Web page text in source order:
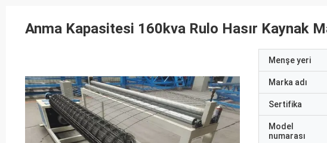
Anma Kapasitesi 160kva Rulo Hasır Kaynak
Menşe yeri
Marka adı
Sertifika
Model
numarası